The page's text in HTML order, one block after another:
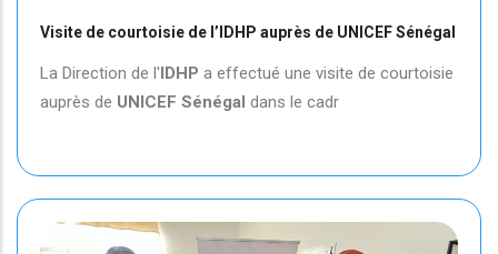
Visite de courtoisie de l’IDHP auprès de UNICEF Sénégal
La Direction de l'IDHP a effectué une visite de courtoisie
auprès de UNICEF Sénégal dans le cadr